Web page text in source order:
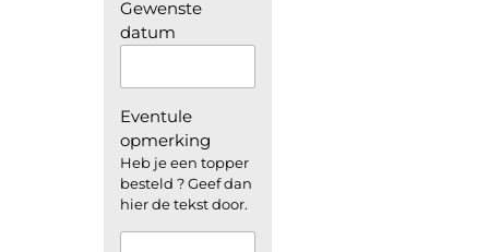
Gewenste
datum
Eventule
opmerking
Heb je een topper
besteld ? Geef dan
hier de tekst door.